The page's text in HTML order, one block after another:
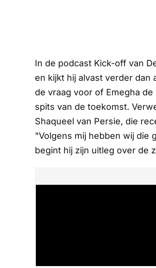
In de podcast Kick-off van
en kijkt hij alvast verder dan
de vraag voor of Emegha
spits van de toekomst.
Shaqueel van Persie, die
"Volgens mij hebben wij die
begint hij zijn uitleg over de